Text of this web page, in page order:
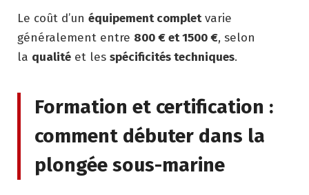
Le coût d’un équipement completvarie
généralement entre 800 € et 1500 €, selon
la qualité et les spécificités techniques.
Formation et certification :
comment débuter dans la
plongée sous-marine